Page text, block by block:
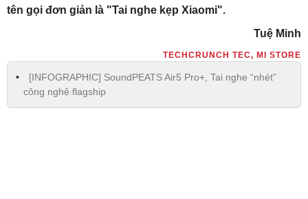
tên gọi đơn giản là "Tai nghe kẹp Xiaomi".
Tuệ Minh
TECHCRUNCH TEC, MI STORE
[INFOGRAPHIC] SoundPEATS Air5 Pro+, Tai nghe “nhét”
công nghệ flagship